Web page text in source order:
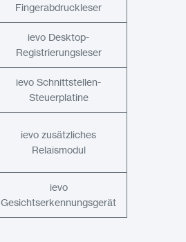
Fingerabdruckleser
ievo Desktop-
Registrierungsleser
ievo Schnittstellen-
Steuerplatine
ievo zusätzliches
Relaismodul
ievo
Gesichtserkennungsgerät